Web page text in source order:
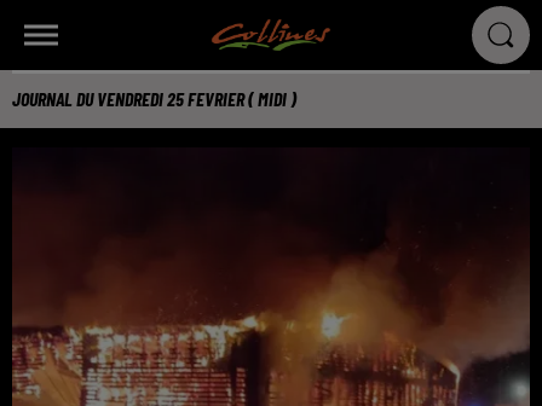
JOURNAL DU VENDREDI 25 FEVRIER ( MIDI )